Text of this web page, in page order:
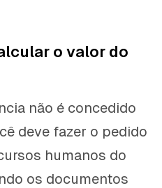
o valor do
não é concedido
deve fazer o pedido
humanos do
os documentos